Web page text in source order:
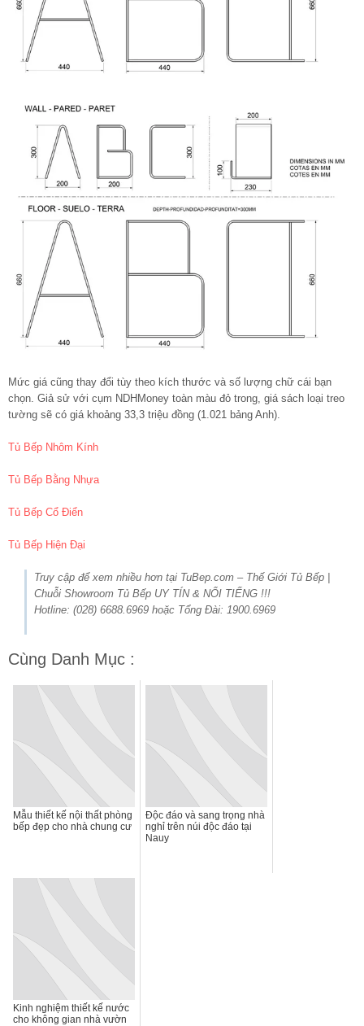
Mức giá cũng thay đổi tùy theo kích thước và số lượng chữ cái bạn
chọn. Giả sử với cụm NDHMoney toàn màu đỏ trong, giá sách loại treo
tường sẽ có giá khoảng 33,3 triệu đồng (1.021 bảng Anh).
Tủ Bếp Nhôm Kính
Tủ Bếp Bằng Nhựa
Tủ Bếp Cổ Điển
Tủ Bếp Hiện Đại
Truy cập để xem nhiều hơn tại TuBep.com – Thế Giới Tủ Bếp |
Chuỗi Showroom Tủ Bếp UY TÍN & NỔI TIẾNG !!!
Hotline: (028) 6688.6969 hoặc Tổng Đài: 1900.6969
Cùng Danh Mục :
Mẫu thiết kế nội thất phòng
bếp đẹp cho nhà chung cư
Độc đáo và sang trọng nhà
nghỉ trên núi độc đáo tại
Nauy
Kinh nghiệm thiết kế nước
cho không gian nhà vườn